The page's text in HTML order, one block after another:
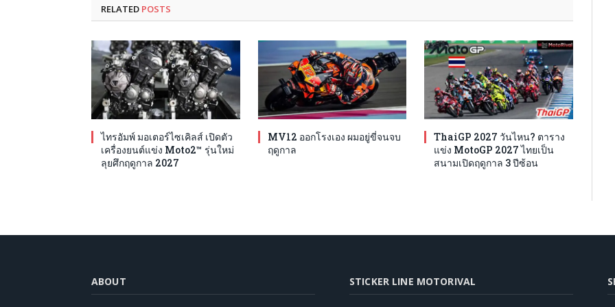
RELATED POSTS
ไทรอัมพ์ มอเตอร์ไซเคิลส์ เปิดตัว
เครื่องยนต์แข่ง Moto2™ รุ่นใหม่
ลุยศึกฤดูกาล 2027
MV12 ออกโรงเอง ผมอยู่ขี่จนจบ
ฤดูกาล
ThaiGP 2027 วันไหน? ตาราง
แข่ง MotoGP 2027 ไทยเป็น
สนามเปิดฤดูกาล 3 ปีซ้อน
ABOUT STICKER LINE MOTORIVAL